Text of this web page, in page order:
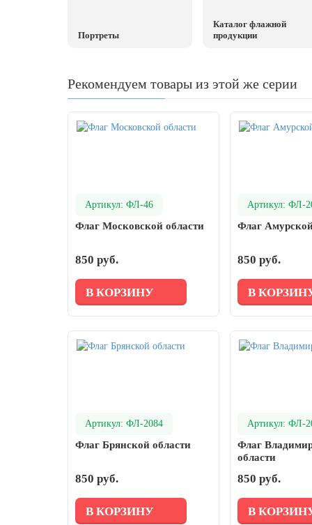
Апрель, Месячник по благоустройству
Светлая Пасха
12 апреля, День космонавтики
6 мая, День герба и флага города
24 мая, День славянской
8 июня, День социального работника
22 июня, День памяти и скорби
29 июня, День партизан и
3 июля, День ГАИ (ГИБДД)
Портреты
Каталог флажной
продукции
Рекомендуем товары из этой же серии
Артикул: ФЛ-46
Флаг Московской области
850 руб.
В КОРЗИНУ
Артикул: ФЛ-
Флаг
850 руб.
В
Артикул: ФЛ-2084
Флаг Брянской области
850 руб.
В КОРЗИНУ
Артикул: ФЛ-
Флаг
области
850 руб.
В